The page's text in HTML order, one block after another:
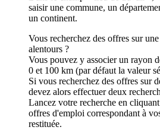
saisir une commune, un
un continent.
Vous recherchez des offres sur
alentours ?
Vous pouvez y associer un rayon
0 et 100 km (par défaut la valeur
Si vous recherchez des offres sur
devez alors effectuer deux
Lancez votre recherche en
offres d'emploi correspondant à
restituée.